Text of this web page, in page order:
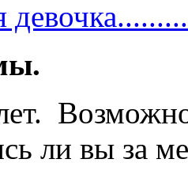
девочка.........
ли вы за